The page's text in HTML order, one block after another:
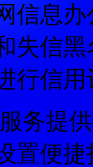
信息
失信
行信用
务提
置便